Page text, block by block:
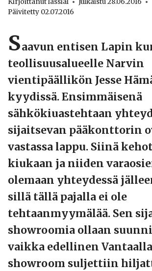
Kirjoittanutlassial Julkaistu28.06.2016
Päivitetty 02.07.2016
Saavun entisen Lapin
teollisuusalueelle Narvin
vientipäällikön Jesse
kyydissä. Ensimmäisenä
sähkökiuastehtaan
sijaitsevan pääkonttorin
vastassa lappu. Siinä
kiukaan ja niiden
olemaan yhteydessä
sillä tällä pajalla ei ole
tehtaanmyymälää. Sen
showroomia ollaan
vaikka edellinen
showroom suljettiin